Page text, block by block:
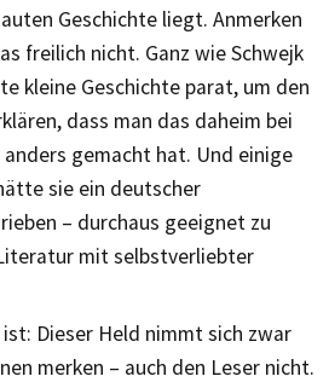
Geschichte liegt. Anmerken
freilich nicht. Ganz wie Schwejk
kleine Geschichte parat, um den
dass man das daheim bei
gemacht hat. Und einige
sie ein deutscher
– durchaus geeignet zu
mit selbstverliebter
Dieser Held nimmt sich zwar
merken – auch den Leser nicht.